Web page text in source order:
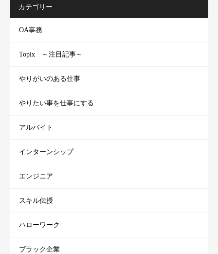
カテゴリー
OA事務
Topix ～注目記事～
やりがいのある仕事
やりたい事を仕事にする
アルバイト
インターンシップ
エンジニア
スキル伝授
ハローワーク
ブラック企業